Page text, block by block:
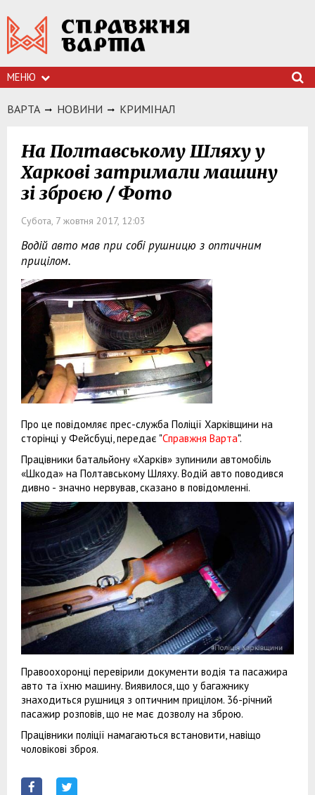
МЕНЮ
ВАРТА НОВИНИ КРИМIНАЛ
На Полтавському Шляху у
Харкові затримали машину
зі зброєю / Фото
Субота, 7 жовтня 2017, 12:03
Водій авто мав при собі рушницю з оптичним
прицілом.
Про це повідомляє прес-служба Поліції Харківщини на
сторінці у Фейсбуці, передає "Справжня Варта".
Працівники батальйону «Харків» зупинили автомобіль
«Шкода» на Полтавському Шляху. Водій авто поводився
дивно - значно нервував, сказано в повідомленні.
Правоохоронці перевірили документи водія та пасажира
авто та їхню машину. Виявилося, що у багажнику
знаходиться рушниця з оптичним прицілом. 36-річний
пасажир розповів, що не має дозволу на зброю.
Працівники поліції намагаються встановити, навіщо
чоловікові зброя.